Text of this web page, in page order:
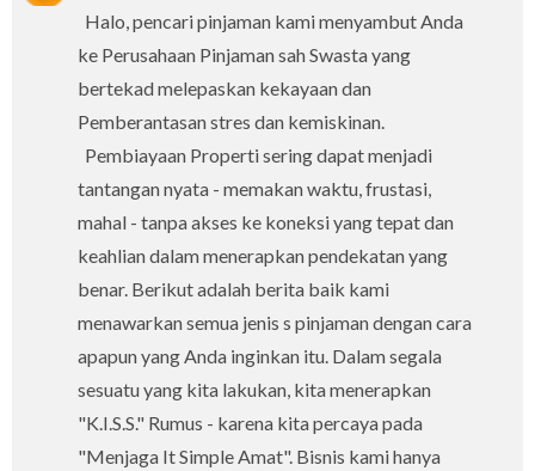
Halo, pencari pinjaman kami menyambut Anda
ke Perusahaan Pinjaman sah Swasta yang
bertekad melepaskan kekayaan dan
Pemberantasan stres dan kemiskinan.
Pembiayaan Properti sering dapat menjadi
tantangan nyata - memakan waktu, frustasi,
mahal - tanpa akses ke koneksi yang tepat dan
keahlian dalam menerapkan pendekatan yang
benar. Berikut adalah berita baik kami
menawarkan semua jenis s pinjaman dengan cara
apapun yang Anda inginkan itu. Dalam segala
sesuatu yang kita lakukan, kita menerapkan
"K.I.S.S." Rumus - karena kita percaya pada
"Menjaga It Simple Amat". Bisnis kami hanya